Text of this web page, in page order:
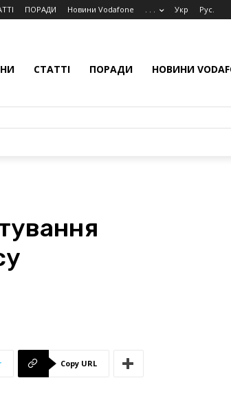
ПОРАДИ Новини Vodafone . . . Укр Рус.
СТАТТІ ПОРАДИ НОВИНИ
Copy URL